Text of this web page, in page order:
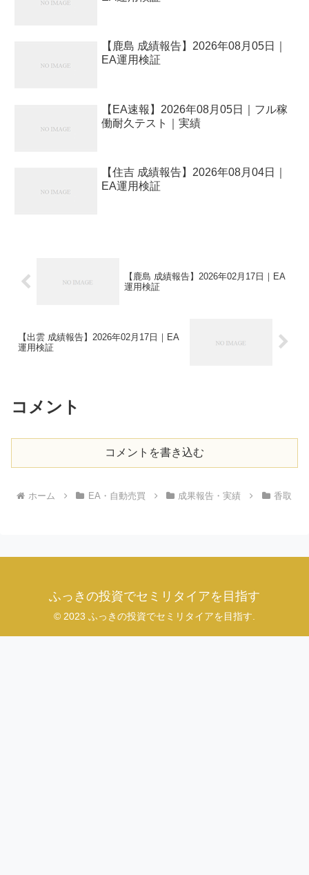
【鹿島 成績報告】2026年08月05日｜
EA運用検証
【EA速報】2026年08月05日｜フル稼
働耐久テスト｜実績
【住吉 成績報告】2026年08月04日｜
EA運用検証
【鹿島 成績報告】2026年02月17日｜EA
運用検証
【出雲 成績報告】2026年02月17日｜EA
運用検証
コメント
コメントを書き込む
ホーム EA・自動売買 成果報告・実績 香取
ふっきの投資でセミリタイアを目指す
© 2023 ふっきの投資でセミリタイアを目指す.